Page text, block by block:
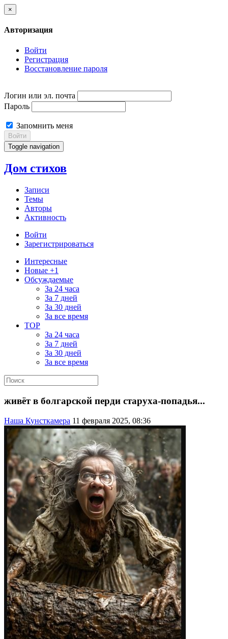
×
Авторизация
Войти
Регистрация
Восстановление пароля
Логин или эл. почта
Пароль
Запомнить меня
Войти
Toggle navigation
Дом стихов
Записи
Темы
Авторы
Активность
Войти
Зарегистрироваться
Интересные
Новые +1
Обсуждаемые
За 24 часа
За 7 дней
За 30 дней
За все время
TOP
За 24 часа
За 7 дней
За 30 дней
За все время
живёт в болгарской перди старуха-попадья...
Наша Кунсткамера 11 февраля 2025, 08:36